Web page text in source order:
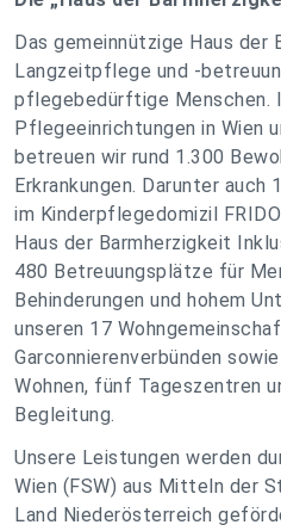
Das gemeinnützige Haus
Langzeitpflege und -
pflegebedürftige Menschen.
Pflegeeinrichtungen in Wien
betreuen wir rund 1.300
Erkrankungen. Darunter auch
im Kinderpflegedomizil
Haus der Barmherzigkeit
480 Betreuungsplätze für
Behinderungen und hohem
unseren 17
Garconnierenverbünden
Wohnen, fünf Tageszentren
Begleitung.
Unsere Leistungen werden
Wien (FSW) aus Mitteln der
Land Niederösterreich